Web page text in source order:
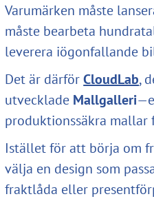
Varumärken måste
måste bearbeta
leverera iögonfallande
Det är därförCloudLab,
utvecklade Mallgalleri
produktionssäkra mallar
Istället för att börja om
välja en design som
fraktlåda eller